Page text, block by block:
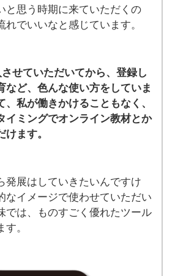
と思う時期に来ていただくの
れでいいなと感じています。
せていただいてから、登録し
など、色んな使い方をしていま
、私が働きかけることもなく、
イミングでオンライン教材とか
けます。
発展はしていきたいんですけ
なイメージで使わせていただい
では、ものすごく優れたツール
す。